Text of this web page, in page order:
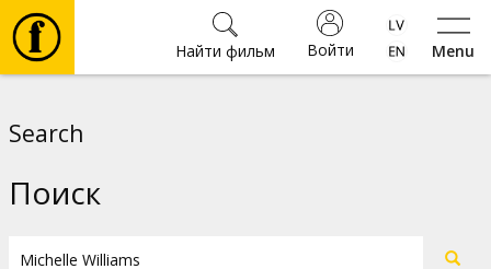
Menu
Войти
Найти фильм
Search
Поиск